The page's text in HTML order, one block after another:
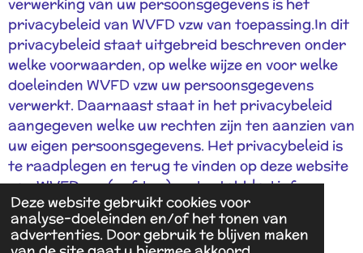
Deze website gebruikt cookies voor
analyse-doeleinden en/of het tonen van
advertenties. Door gebruik te blijven maken
verwerking van uw persoonsgegevens is het
privacybeleid van WVFD vzw van toepassing.In dit
privacybeleid staat uitgebreid beschreven onder
welke voorwaarden, op welke wijze en voor welke
doeleinden WVFD vzw uw persoonsgegevens
verwerkt. Daarnaast staat in het privacybeleid
aangegeven welke uw rechten zijn ten aanzien van
uw eigen persoonsgegevens. Het privacybeleid is
te raadplegen en terug te vinden op deze website
van WVFDvzw (wvfd.eu) onder tabblad info-
privacybeleid.
Powered byJouwWeb